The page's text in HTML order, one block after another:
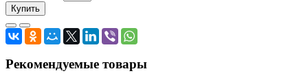
Купить
Рекомендуемые товары